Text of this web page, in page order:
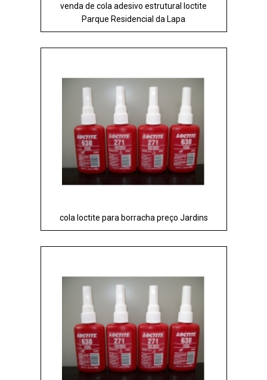
venda de cola adesivo estrutural loctite
Parque Residencial da Lapa
cola loctite para borracha preço Jardins